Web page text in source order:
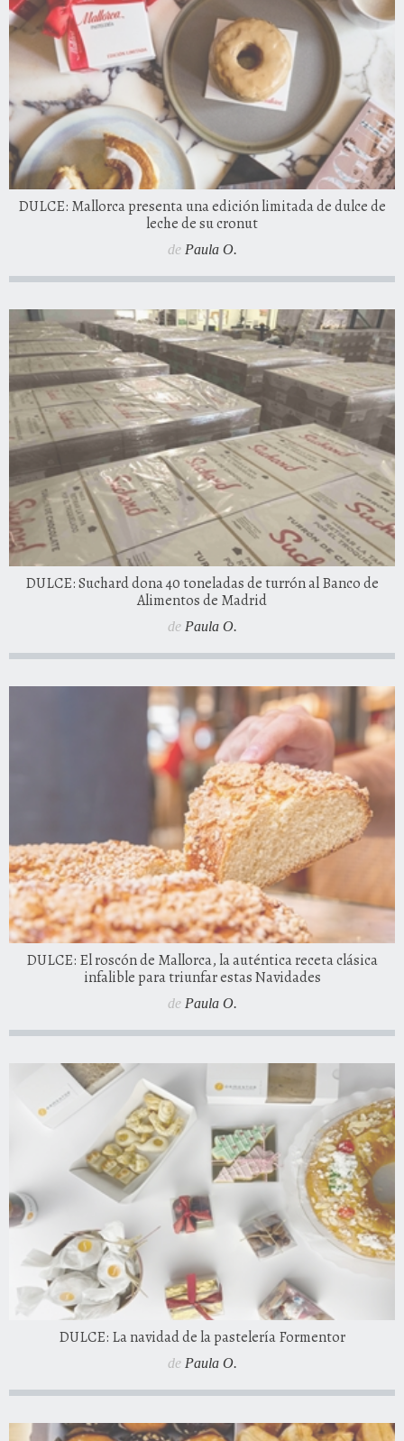
DULCE: Mallorca presenta una edición limitada de dulce de
leche de su cronut
de Paula O.
DULCE: Suchard dona 40 toneladas de turrón al Banco de
Alimentos de Madrid
de Paula O.
DULCE: El roscón de Mallorca, la auténtica receta clásica
infalible para triunfar estas Navidades
de Paula O.
DULCE: La navidad de la pastelería Formentor
de Paula O.